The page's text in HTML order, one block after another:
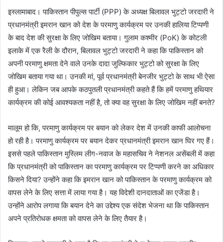
इस्लामाबाद। पाकिस्तान पीपुल्स पार्टी (PPP) के अध्यक्ष बिलावल भुट्टो जरदारी ने
प्रधानमंत्री इमरान खान को देश के परमाणु कार्यक्रम पर उनकी हालिया टिप्पणी
के बाद देश की सुरक्षा के लिए जोखिम बताया। गुलाम कश्मीर (PoK) के कोटली
इलाके में एक रैली के दौरान, बिलावल भुट्टो जरदारी ने कहा कि पाकिस्तान को
अपनी परमाणु क्षमता देने वाले उनके दादा जुल्फिकार भुट्टो को सुरक्षा के लिए
जोखिम बताया गया था। उनकी मां, पूर्व प्रधानमंत्री बेनजीर भुट्टो के साथ भी ऐसा
ही हुआ। लेकिन जब आपके कठपुतली प्रधानमंत्री कहते हैं कि हमें परमाणु हथियार
कार्यक्रम की कोई आवश्यकता नहीं है, तो क्या वह सुरक्षा के लिए जोखिम नहीं बनते?
मालूम हो कि, परमाणु कार्यक्रम पर बयान को लेकर देश में उनकी काफी आलोचना
हो रही है। परमाणु कार्यक्रम पर बयान देकर प्रधानमंत्री इमरान खान घिर गए हैं।
इससे पहले पाकिस्तान मुस्लिम लीग-नवाज के महासचिव ने नेशनल असेंबली में कहा
कि प्रधानमंत्री को पाकिस्तान का परमाणु कार्यक्रम पर टिप्पणी करने का अधिकार
किसने दिया? उन्होंने कहा कि इमरान खान को पाकिस्तान के परमाणु कार्यक्रम को
वापस लेने के लिए सत्ता में लाया गया है। यह विदेशी दानदाताओं का एजेंडा है।
उन्होंने आरोप लगाया कि बयान देने का उद्देश्य एक संदेश भेजना था कि पाकिस्तान
अपने प्रतिरोधक क्षमता को वापस लेने के लिए तैयार है।